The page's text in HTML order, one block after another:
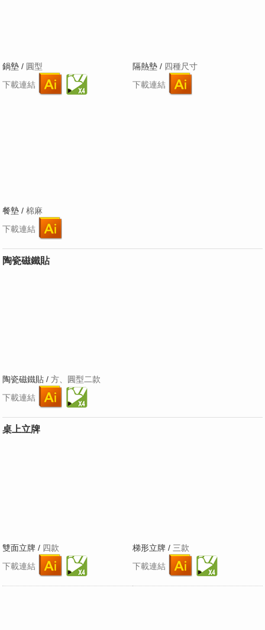
鍋墊 / 圓型
下載連結
隔熱墊 / 四種尺寸
下載連結
餐墊 /棉麻
下載連結
陶瓷磁鐵貼
陶瓷磁鐵貼 /方、圓型二款
下載連結
桌上立牌
雙面立牌 / 四款
下載連結
梯形立牌 / 三款
下載連結